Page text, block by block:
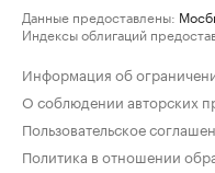
Данные предоставлены:
Индексы облигаций
Информация об
О соблюдении авторских
Пользовательское
Политика в отношении